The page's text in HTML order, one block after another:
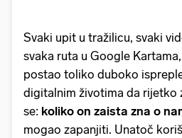
Svaki upit u tražilicu, svaki
svaka ruta u Google
postao toliko duboko
digitalnim životima da rijetko
se: koliko on zaista zna o
mogao zapanjiti. Unatoč